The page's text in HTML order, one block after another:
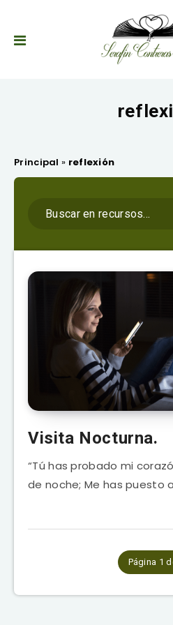
Principal » reflexión
Visita Nocturna.
“Tú has probado mi
de noche; Me has puesto
Página 1